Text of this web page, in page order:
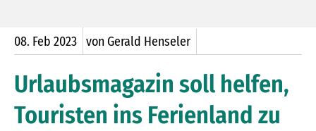
08. Feb 2023 von Gerald Henseler
Urlaubsmagazin soll helfen,
Touristen ins Ferienland zu